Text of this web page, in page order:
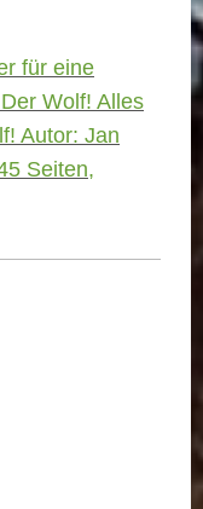
für eine
Wolf! Alles
Autor: Jan
Seiten,